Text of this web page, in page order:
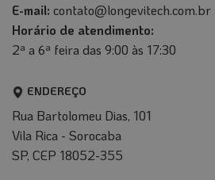
E-mail: contato@longevitech.com.br
Horário de atendimento:
2ª a 6ª feira das 9:00 às 17:30
ENDEREÇO
Rua Bartolomeu Dias, 101
Vila Rica - Sorocaba
SP, CEP 18052-355